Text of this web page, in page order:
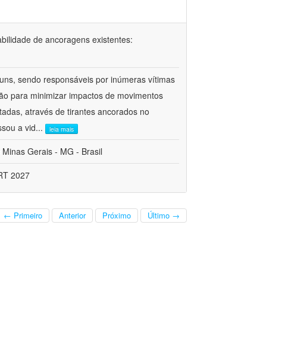
de ancoragens existentes:
sendo responsáveis por inúmeras vítimas
para minimizar impactos de movimentos
através de tirantes ancorados no
a vid... leia mais
Gerais - MG - Brasil
2027
← Primeiro Anterior Próximo Último →